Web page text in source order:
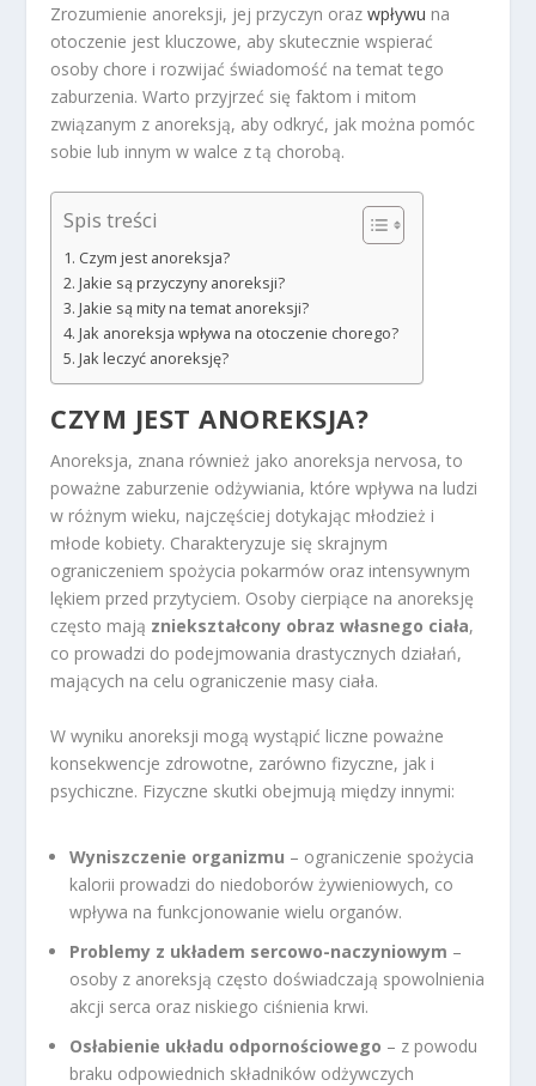
Zrozumienie anoreksji, jej przyczyn orazwpływu na
otoczenie jest kluczowe, aby skutecznie wspierać
osoby chore i rozwijać świadomość na temat tego
zaburzenia. Warto przyjrzeć się faktom i mitom
związanym z anoreksją, aby odkryć, jak można pomóc
sobie lub innym w walce z tą chorobą.
Spis treści
Czym jest anoreksja?
Jakie są przyczyny anoreksji?
Jakie są mity na temat anoreksji?
Jak anoreksja wpływa na otoczenie chorego?
Jak leczyć anoreksję?
CZYM JEST ANOREKSJA?
Anoreksja, znana również jako anoreksja nervosa, to
poważne zaburzenie odżywiania, które wpływa na ludzi
w różnym wieku, najczęściej dotykając młodzież i
młode kobiety. Charakteryzuje się skrajnym
ograniczeniem spożycia pokarmów oraz intensywnym
lękiem przed przytyciem. Osoby cierpiące na anoreksję
często mają zniekształcony obraz własnego ciała,
co prowadzi do podejmowania drastycznych działań,
mających na celu ograniczenie masy ciała.
W wyniku anoreksji mogą wystąpić liczne poważne
konsekwencje zdrowotne, zarówno fizyczne, jak i
psychiczne. Fizyczne skutki obejmują między innymi:
Wyniszczenie organizmu – ograniczenie spożycia
kalorii prowadzi do niedoborów żywieniowych, co
wpływa na funkcjonowanie wielu organów.
Problemy z układem sercowo-naczyniowym –
osoby z anoreksją często doświadczają spowolnienia
akcji serca oraz niskiego ciśnienia krwi.
Osłabienie układu odpornościowego – z powodu
braku odpowiednich składników odżywczych